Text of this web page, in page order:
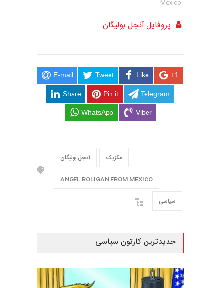
Mexico
پروفایل آنجل بولیگان
E-mail Tweet Like +1
Share Pin it Telegram
WhatsApp Viber
آنجل بولیگان مکزیک
ANGEL BOLIGAN FROM MEXICO
سیاسی
جدیدترین کارتون سیاسی